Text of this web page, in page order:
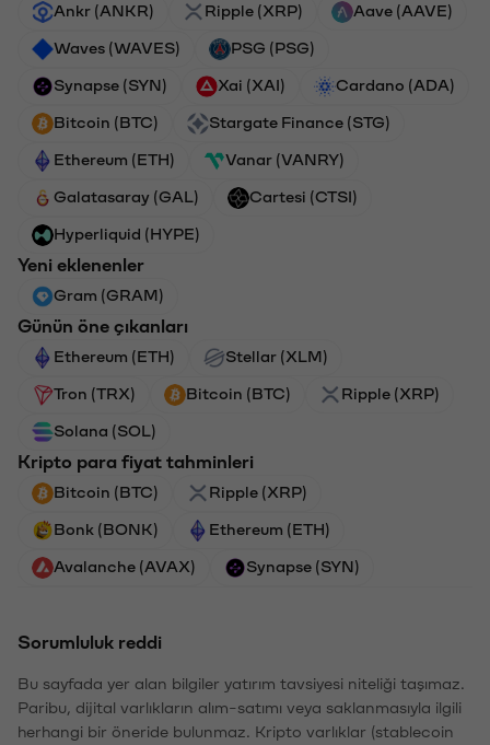
Ankr (ANKR) Ripple (XRP) Aave (AAVE)
Waves (WAVES) PSG (PSG)
Synapse (SYN) Xai (XAI) Cardano (ADA)
Bitcoin (BTC) Stargate Finance (STG)
Ethereum (ETH) Vanar (VANRY)
Galatasaray (GAL) Cartesi (CTSI)
Hyperliquid (HYPE)
Yeni eklenenler
Gram (GRAM)
Günün öne çıkanları
Ethereum (ETH) Stellar (XLM)
Tron (TRX) Bitcoin (BTC) Ripple (XRP)
Solana (SOL)
Kripto para fiyat tahminleri
Bitcoin (BTC) Ripple (XRP)
Bonk (BONK) Ethereum (ETH)
Avalanche (AVAX) Synapse (SYN)
Sorumluluk reddi
Bu sayfada yer alan bilgiler yatırım tavsiyesi niteliği taşımaz.
Paribu, dijital varlıkların alım-satımı veya saklanmasıyla ilgili
herhangi bir öneride bulunmaz. Kripto varlıklar (stablecoin